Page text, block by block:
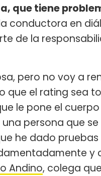
que tiene
conductora en
de la
pero no voy a
que el rating sea
le pone el
persona que
he dado
y
Andino, colega que